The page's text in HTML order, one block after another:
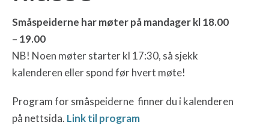
Småspeiderne har møter på mandager kl 18.00
– 19.00
NB! Noen møter starter kl 17:30, så sjekk
kalenderen eller spond før hvert møte!
Program for småspeiderne finner du i kalenderen
på nettsida. Link til program